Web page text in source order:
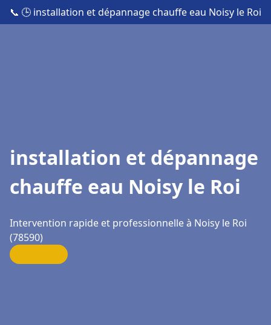
📞 🕒 installation et dépannage chauffe eau Noisy le Roi
installation et dépannage
chauffe eau Noisy le Roi
Intervention rapide et professionnelle à Noisy le Roi
(78590)